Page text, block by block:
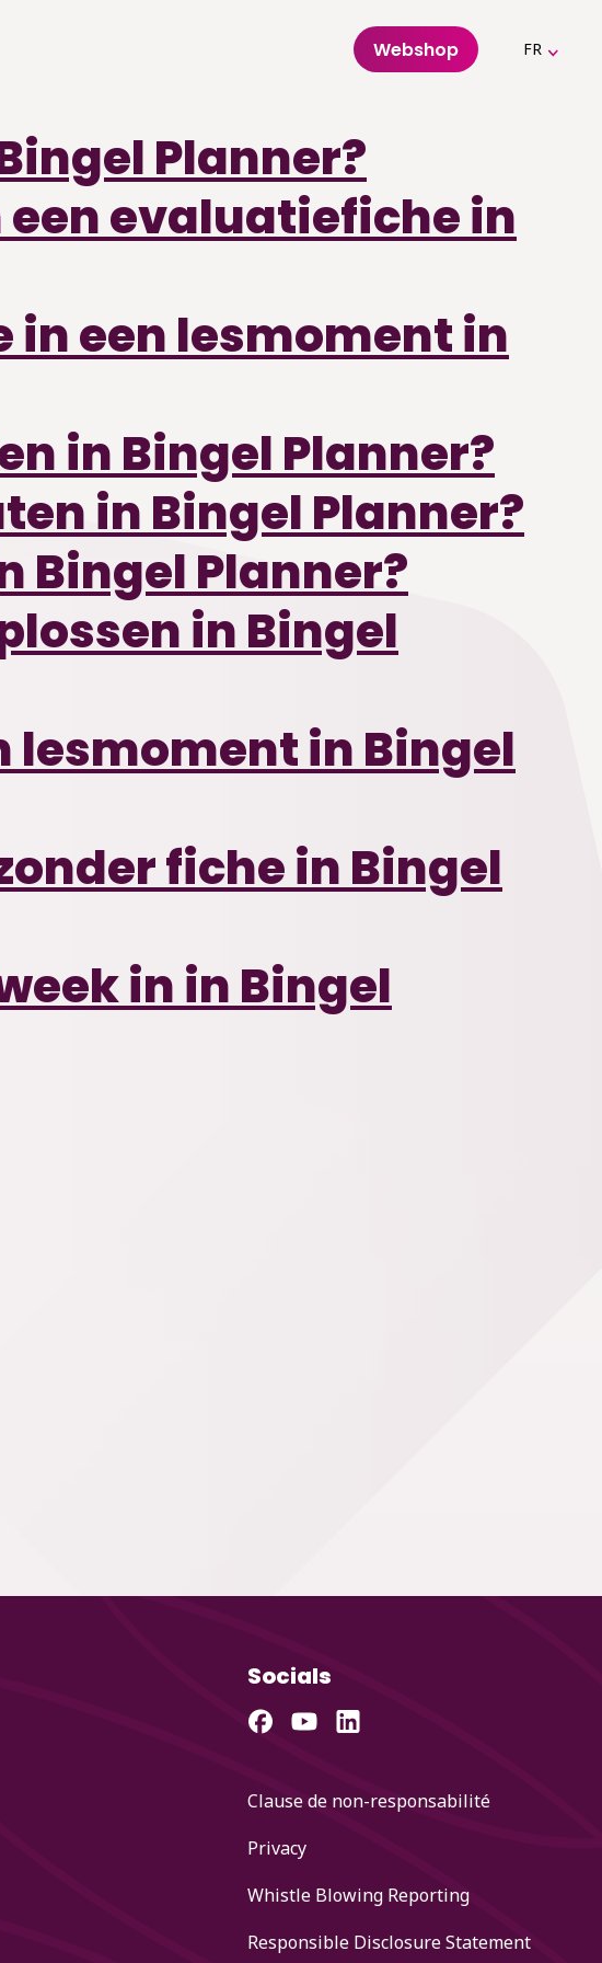
Webshop FR
Planner?
een evaluatiefiche in
in een lesmoment in
in Bingel Planner?
in Bingel Planner?
Bingel Planner?
in Bingel
lesmoment in Bingel
fiche in Bingel
in in Bingel
Socials
Clause de non-responsabilité
Privacy
Whistle Blowing Reporting
Responsible Disclosure Statement